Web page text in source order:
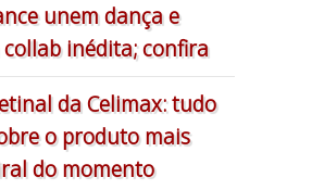
unem dança e
inédita; confira
da Celimax: tudo
o produto mais
do momento